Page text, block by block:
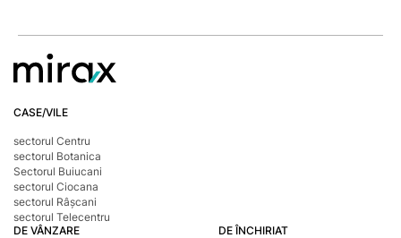
CASE/VILE
sectorul Centru
sectorul Botanica
Sectorul Buiucani
sectorul Ciocana
sectorul Râșcani
sectorul Telecentru
DE VÂNZARE
DE ÎNCHIRIAT